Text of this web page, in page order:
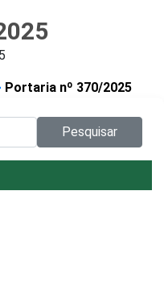
Portaria nº 370/2025
Pesquisar